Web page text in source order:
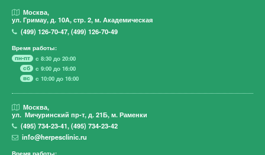
Москва,
ул. Гримау, д. 10А, стр. 2, м. Академическая
(499)126-70-47,(499)126-70-49
Время работы:
пн-пт
с 8:30 до 20:00
сб
с 9:00 до 16:00
вс
с 10:00 до 16:00
Москва,
ул. Мичуринский пр-т, д. 21Б, м. Раменки
(495)734-23-41,(495)734-23-42
info@herpesclinic.ru